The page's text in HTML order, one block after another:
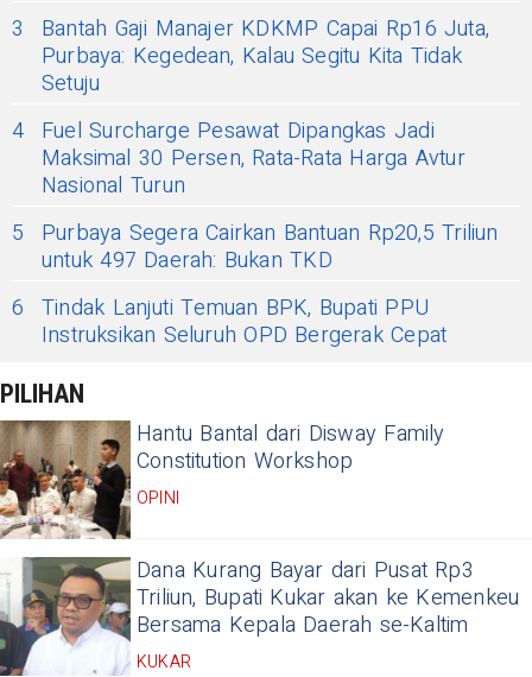
3
Bantah Gaji Manajer KDKMP Capai Rp16 Juta,
Purbaya: Kegedean, Kalau Segitu Kita Tidak
Setuju
4 Fuel Surcharge Pesawat Dipangkas Jadi
Maksimal 30 Persen, Rata-Rata Harga Avtur
Nasional Turun
5
Purbaya Segera Cairkan Bantuan Rp20,5 Triliun
untuk 497 Daerah: Bukan TKD
6 Tindak Lanjuti Temuan BPK, Bupati PPU
Instruksikan Seluruh OPD Bergerak Cepat
PILIHAN
Hantu Bantal dari Disway Family
Constitution Workshop
OPINI
Dana Kurang Bayar dari Pusat Rp3
Triliun, Bupati Kukar akan ke Kemenkeu
Bersama Kepala Daerah se-Kaltim
KUKAR